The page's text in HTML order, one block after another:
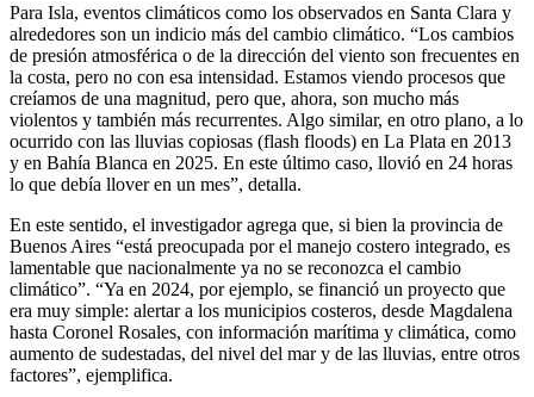
Para Isla, eventos climáticos como los observados en Santa Clara y
alrededores son un indicio más del cambio climático. “Los cambios
de presión atmosférica o de la dirección del viento son frecuentes en
la costa, pero no con esa intensidad. Estamos viendo procesos que
creíamos de una magnitud, pero que, ahora, son mucho más
violentos y también más recurrentes. Algo similar, en otro plano, a lo
ocurrido con las lluvias copiosas (flash floods) en La Plata en 2013
y en Bahía Blanca en 2025. En este último caso, llovió en 24 horas
lo que debía llover en un mes”, detalla.
En este sentido, el investigador agrega que, si bien la provincia de
Buenos Aires “está preocupada por el manejo costero integrado, es
lamentable que nacionalmente ya no se reconozca el cambio
climático”. “Ya en 2024, por ejemplo, se financió un proyecto que
era muy simple: alertar a los municipios costeros, desde Magdalena
hasta Coronel Rosales, con información marítima y climática, como
aumento de sudestadas, del nivel del mar y de las lluvias, entre otros
factores”, ejemplifica.